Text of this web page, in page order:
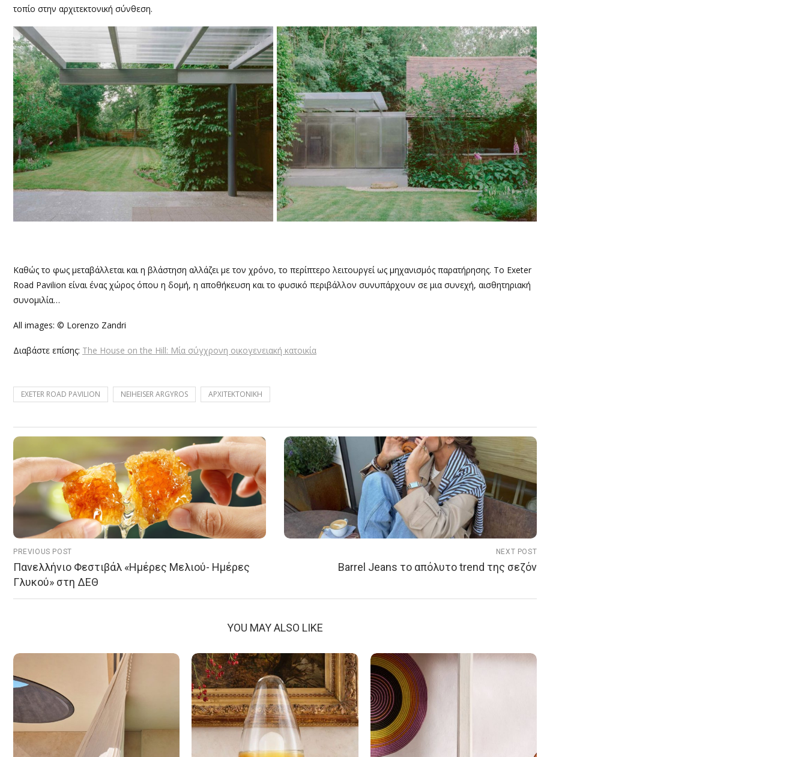
τοπίο στην αρχιτεκτονική σύνθεση.
Καθώς το φως μεταβάλλεται και η βλάστηση αλλάζει με τον χρόνο, το περίπτερο λειτουργεί ως μηχανισμός παρατήρησης. Το Exeter
Road Pavilion είναι ένας χώρος όπου η δομή, η αποθήκευση και το φυσικό περιβάλλον συνυπάρχουν σε μια συνεχή, αισθητηριακή
συνομιλία…
All images: © Lorenzo Zandri
Διαβάστε επίσης: The House on the Hill: Μία σύγχρονη οικογενειακή κατοικία
EXETER ROAD PAVILION NEIHEISER ARGYROS ΑΡΧΙΤΕΚΤΟΝΙΚΗ
PREVIOUS POST
Πανελλήνιο Φεστιβάλ «Ημέρες Μελιού- Ημέρες
Γλυκού» στη ΔΕΘ
NEXT POST
Barrel Jeans το απόλυτο trend της σεζόν
YOU MAY ALSO LIKE